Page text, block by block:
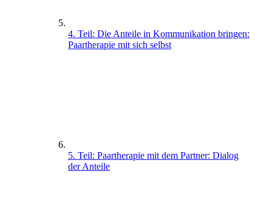
4. Teil: Die Anteile in Kommunikation bringen:
Paartherapie mit sich selbst
5. Teil: Paartherapie mit dem Partner: Dialog
der Anteile